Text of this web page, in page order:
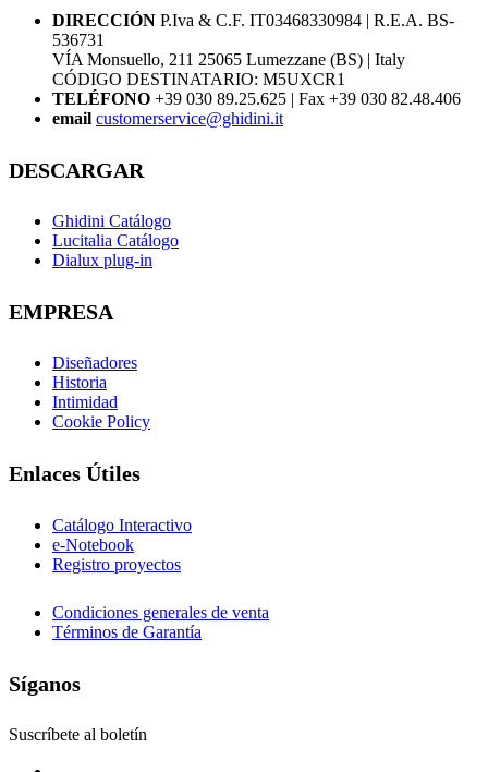
DIRECCIÓN P.Iva & C.F. IT03468330984 | R.E.A. BS-
536731
VÍA Monsuello, 211 25065 Lumezzane (BS) | Italy
CÓDIGO DESTINATARIO: M5UXCR1
TELÉFONO +39 030 89.25.625 | Fax +39 030 82.48.406
email customerservice@ghidini.it
DESCARGAR
Ghidini Catálogo
Lucitalia Catálogo
Dialux plug-in
EMPRESA
Diseñadores
Historia
Intimidad
Cookie Policy
Enlaces Útiles
Catálogo Interactivo
e-Notebook
Registro proyectos
Condiciones generales de venta
Términos de Garantía
Síganos
Suscríbete al boletín